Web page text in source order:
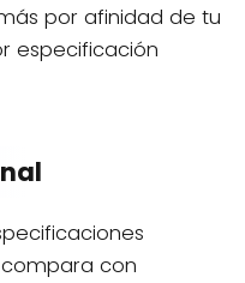
por afinidad de tu
especificación
con